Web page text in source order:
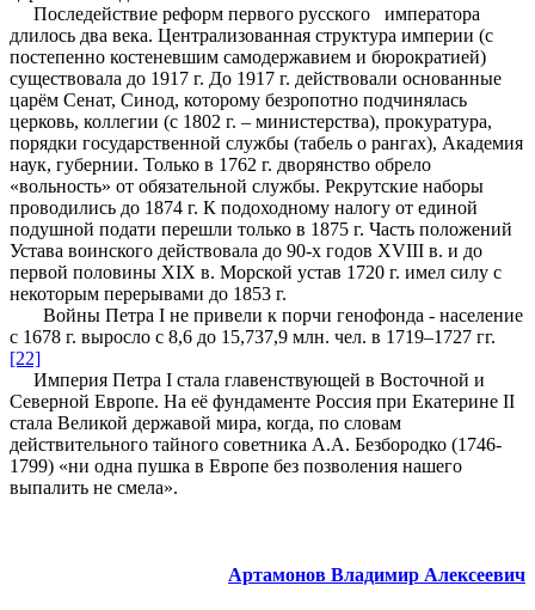
Последействие реформ первого русского императора
длилось два века. Централизованная структура империи (с
постепенно костеневшим самодержавием и бюрократией)
существовала до 1917 г. До 1917 г. действовали основанные
царём Сенат, Синод, которому безропотно подчинялась
церковь, коллегии (с 1802 г. – министерства), прокуратура,
порядки государственной службы (табель о рангах), Академия
наук, губернии. Только в 1762 г. дворянство обрело
«вольность» от обязательной службы. Рекрутские наборы
проводились до 1874 г. К подоходному налогу от единой
подушной подати перешли только в 1875 г. Часть положений
Устава воинского действовала до 90-х годов XVIII в. и до
первой половины ХIХ в. Морской устав 1720 г. имел силу с
некоторым перерывами до 1853 г.
Войны Петра I не привели к порчи генофонда - население
с 1678 г. выросло с 8,6 до 15,737,9 млн. чел. в 1719–1727 гг.
[22]
Империя Петра I стала главенствующей в Восточной и
Северной Европе. На её фундаменте Россия при Екатерине II
стала Великой державой мира, когда, по словам
действительного тайного советника А.А. Безбородко (1746-
1799) «ни одна пушка в Европе без позволения нашего
выпалить не смела».
Артамонов Владимир Алексеевич